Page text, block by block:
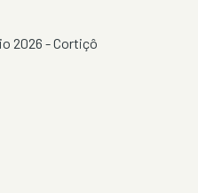
2026 - Cortiçô